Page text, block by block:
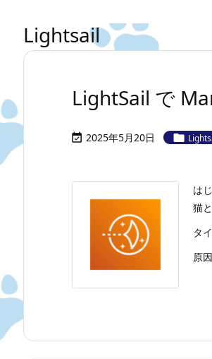
Lightsail
LightSail で
 2025年5月20日 
は
猫
タ
原